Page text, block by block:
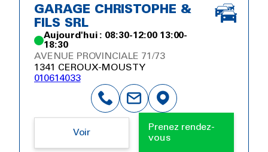
GARAGE CHRISTOPHE &
FILS SRL
Aujourd'hui : 08:30-12:00 13:00-
18:30
AVENUE PROVINCIALE 71/73
1341 CEROUX-MOUSTY
010614033
Voir
Prenez rendez-
vous